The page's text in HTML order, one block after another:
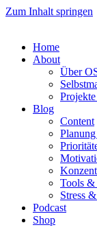
Zum Inhalt springen
Home
About
Über
Blog
Content
Tools &
Stress
Podcast
Shop